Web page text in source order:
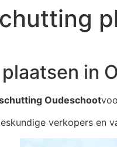
in
Oudeschoot
verkopers